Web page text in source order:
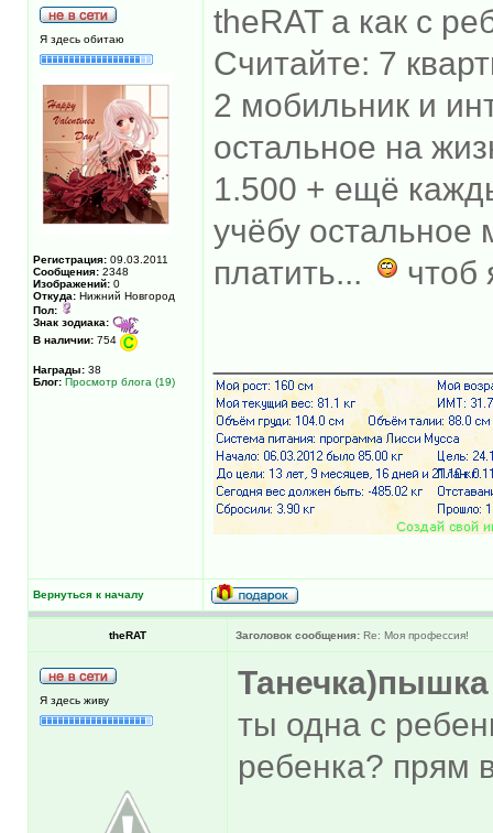
Я здесь обитаю
Регистрация: 09.03.2011
Сообщения: 2348
Изображений: 0
Откуда: Нижний Новгород
Пол:
Знак зодиака:
В наличии: 754
Награды: 38
Блог: Просмотр блога (19)
theRAT а как с
Считайте: 7
2 мобильник и
остальное на
1.500 + ещё
учёбу остальное
платить...
чтоб
Вернуться к началу
theRAT Заголовок сообщения: Re: Моя профессия!
Я здесь живу
Танечка)пышка
ты одна с
ребенка? прям